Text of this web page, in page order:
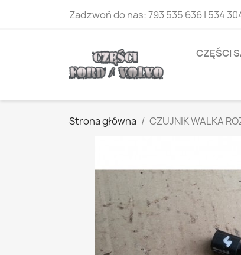
Zadzwoń do nas:793 535 636 | 534
CZĘŚCI
Strona główna CZUJNIK WALKA